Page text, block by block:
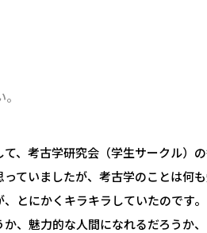
、考古学研究会（学生サークル）
ていましたが、考古学のことは何
とにかくキラキラしていたのです
、魅力的な人間になれるだろうか